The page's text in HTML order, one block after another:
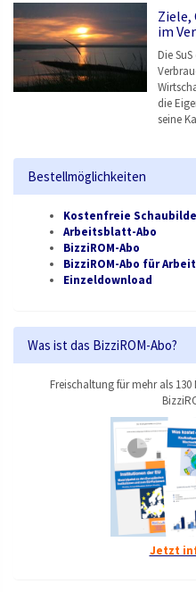
im
Die
die
seine
Bestellmöglichkeiten
Kostenfreie
Arbeitsblatt-Abo
BizziROM-Abo
BizziROM-Abo für
Einzeldownload
Was ist das BizziROM-Abo?
Freischaltung für mehr als
Jetzt